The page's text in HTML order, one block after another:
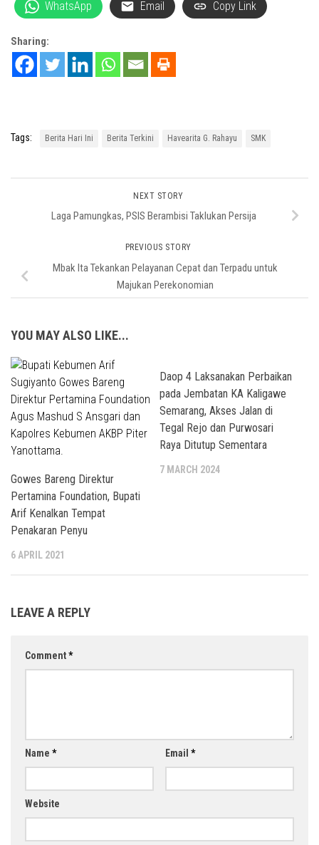
WhatsApp Email Copy Link
Sharing:
Tags: Berita Hari Ini Berita Terkini Havearita G. Rahayu SMK
NEXT STORY
Laga Pamungkas, PSIS Berambisi Taklukan Persija
PREVIOUS STORY
Mbak Ita Tekankan Pelayanan Cepat dan Terpadu untuk
Majukan Perekonomian
YOU MAY ALSO LIKE...
Gowes Bareng Direktur
Pertamina Foundation, Bupati
Arif Kenalkan Tempat
Penakaran Penyu
6 APRIL 2021
Daop 4 Laksanakan Perbaikan
pada Jembatan KA Kaligawe
Semarang, Akses Jalan di
Tegal Rejo dan Purwosari
Raya Ditutup Sementara
7 MARCH 2024
LEAVE A REPLY
Comment*
Name * Email *
Website